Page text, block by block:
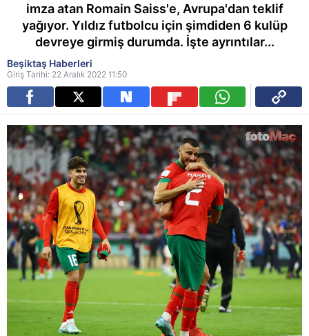
imza atan Romain Saiss'e, Avrupa'dan teklif
yağıyor. Yıldız futbolcu için şimdiden 6 kulüp
devreye girmiş durumda. İşte ayrıntılar...
Beşiktaş Haberleri
Giriş Tarihi: 22 Aralık 2022 11:50